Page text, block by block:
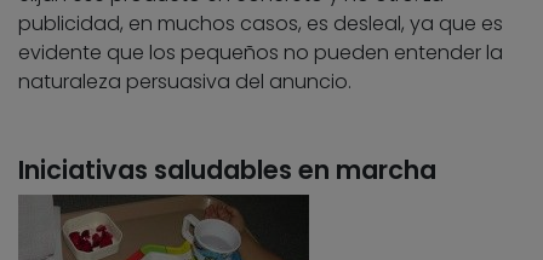
publicidad, en muchos casos, es desleal, ya que es
evidente que los pequeños no pueden entender la
naturaleza persuasiva del anuncio.
Iniciativas saludables en marcha